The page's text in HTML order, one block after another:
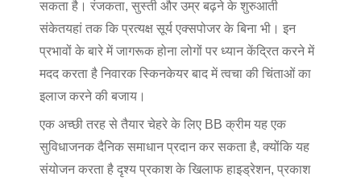
सकता है। रंजकता, सुस्ती और उम्र बढ़ने के शुरुआती
संकेतयहां तक कि प्रत्यक्ष सूर्य एक्सपोजर के बिना भी। इन
प्रभावों के बारे में जागरूक होना लोगों पर ध्यान केंद्रित करने में
मदद करता है निवारक स्किनकेयर बाद में त्वचा की चिंताओं का
इलाज करने की बजाय।
एक अच्छी तरह से तैयार चेहरे के लिए BB क्रीमयह एक
सुविधाजनक दैनिक समाधान प्रदान कर सकता है, क्योंकि यह
संयोजन करता है दृश्य प्रकाश के खिलाफ हाइड्रेशन, प्रकाश